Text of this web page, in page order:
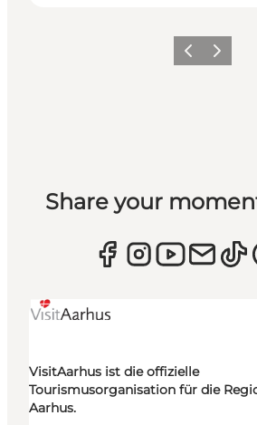
ZurückWeiter
Share your
VisitAarhus ist die offizielle
Tourismusorganisation für die
Aarhus.